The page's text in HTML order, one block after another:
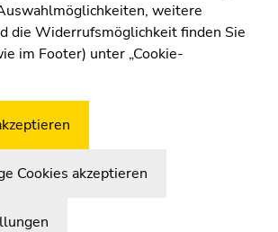
Graz
weitere
die Widerrufsmöglichkeit finden Sie
im Footer) unter „Cookie-
Cookies akzeptieren